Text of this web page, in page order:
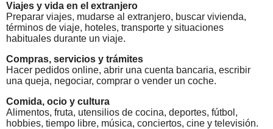
Viajes y vida en el extranjero
Preparar viajes, mudarse al extranjero, buscar vivienda,
términos de viaje, hoteles, transporte y situaciones
habituales durante un viaje.
Compras, servicios y trámites
Hacer pedidos online, abrir una cuenta bancaria, escribir
una queja, negociar, comprar o vender un coche.
Comida, ocio y cultura
Alimentos, fruta, utensilios de cocina, deportes, fútbol,
hobbies, tiempo libre, música, conciertos, cine y televisión.